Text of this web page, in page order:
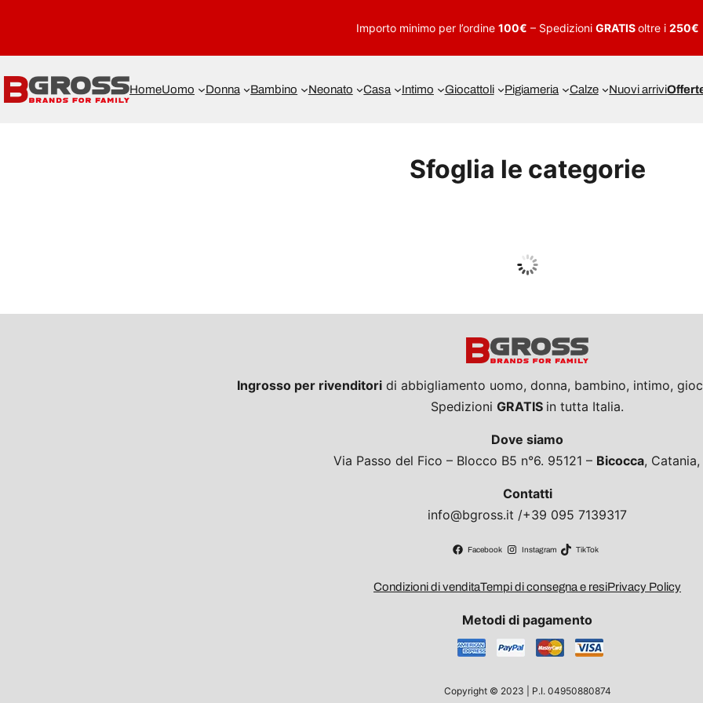
Importo minimo per l’ordine 100€ – Spedizioni GRATISoltre i 250€
HomeUomo Donna Bambino Neonato Casa Intimo Giocattoli Pigiameria Calze Nuovi arrivi
Sfoglia le categorie
Guarda tutto
Ingrosso per rivenditori di abbigliamento uomo, donna, bambino, intimo,
Spedizioni GRATIS in tutta Italia.
Dove siamo
Via Passo del Fico – Blocco B5 n°6. 95121 – Bicocca,
Contatti
info@bgross.it /+39 095 7139317
Facebook Instagram TikTok
Condizioni di venditaTempi di consegna e resiPrivacy Policy
Metodi di pagamento
Copyright © 2023 | P.I. 04950880874